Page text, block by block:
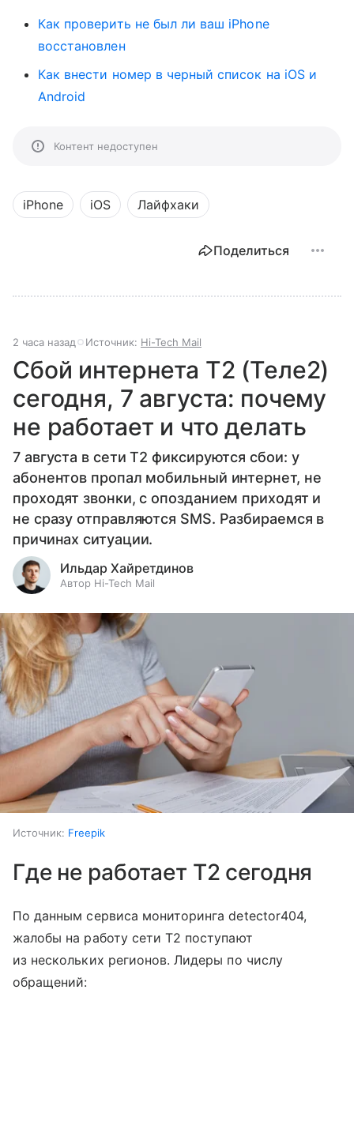
Как проверить не был ли ваш iPhone
восстановлен
Как внести номер в черный список на iOS и
Android
Контент недоступен
iPhone iOS Лайфхаки
Поделиться
2 часа назад Источник: Hi-Tech Mail
Сбой интернета T2 (Теле2)
сегодня, 7 августа: почему
не работает и что делать
7 августа в сети T2 фиксируются сбои: у
абонентов пропал мобильный интернет, не
проходят звонки, с опозданием приходят и
не сразу отправляются SMS. Разбираемся в
причинах ситуации.
Ильдар Хайретдинов
Автор Hi-Tech Mail
Источник: Freepik
Где не работает T2 сегодня
По данным сервиса мониторинга detector404,
жалобы на работу сети T2 поступают
из нескольких регионов. Лидеры по числу
обращений: